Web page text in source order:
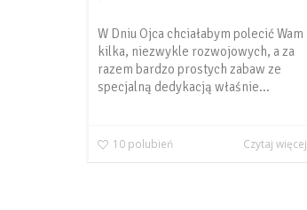
W Dniu Ojca chciałabym polecić Wam
kilka, niezwykle rozwojowych, a za
razem bardzo prostych zabaw ze
specjalną dedykacją właśnie...
10 polubień Czytaj więcej